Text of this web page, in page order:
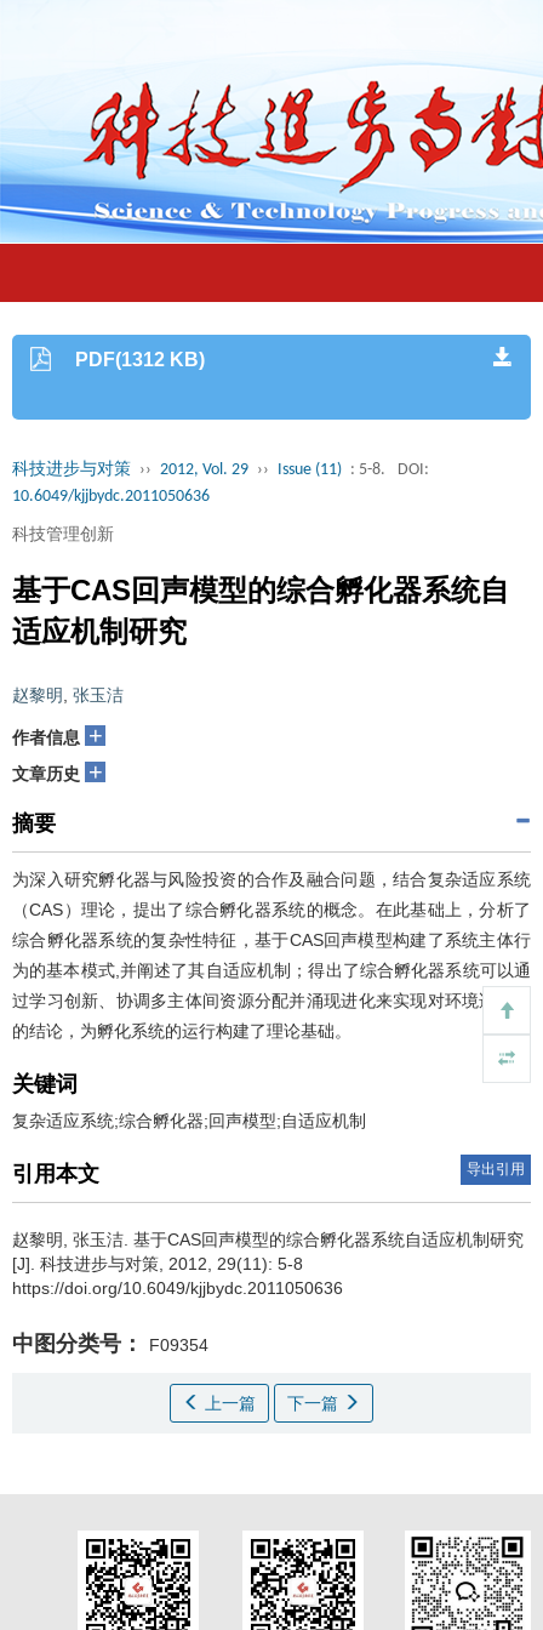
PDF(1312 KB)
科技进步与对策 ›› 2012, Vol. 29 ›› Issue (11) : 5-8.
DOI:
10.6049/kjjbydc.2011050636
科技管理创新
基于CAS回声模型的综合孵化器系统自
适应机制研究
赵黎明 张玉洁
作者信息 +
文章历史 +
摘要
为深入研究孵化器与风险投资的合作及融合问题，结合复杂适应系统
（CAS）理论，提出了综合孵化器系统的概念。在此基础上，分析了
综合孵化器系统的复杂性特征，基于CAS回声模型构建了系统主体行
为的基本模式,并阐述了其自适应机制；得出了综合孵化器系统可以通
过学习创新、协调多主体间资源分配并涌现进化来实现对环境适应性
的结论，为孵化系统的运行构建了理论基础。
关键词
复杂适应系统;综合孵化器;回声模型;自适应机制
引用本文 导出引用
赵黎明 张玉洁 基于CAS回声模型的综合孵化器系统自适应机制研究
[J]. 科技进步与对策, 2012, 29(11): 5-8
https://doi.org/10.6049/kjjbydc.2011050636
中图分类号： F09354
上一篇 下一篇